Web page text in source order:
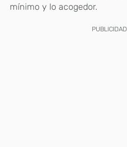
mínimo y lo acogedor.
PUBLICIDAD